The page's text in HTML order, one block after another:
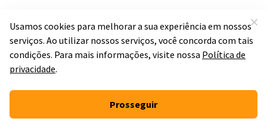
E)Complexo golgiense e Retículo
Endoplasmático não granuloso
digestivas são secretadas pelo complexo de Golgi,
para que passem a integrar os lisossomos,